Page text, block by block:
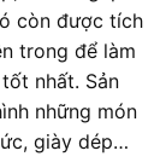
còn được tích
trong để làm
nhất. Sản
những món
giày dép…